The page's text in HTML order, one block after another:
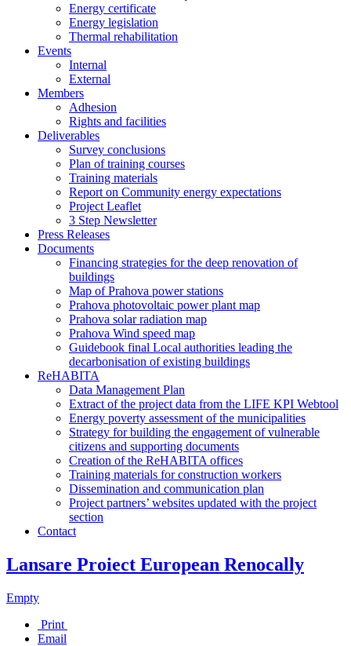
Energy certificate
Energy legislation
Thermal rehabilitation
Events
Internal
External
Members
Adhesion
Rights and facilities
Deliverables
Survey conclusions
Plan of training courses
Training materials
Report on Community energy expectations
Project Leaflet
3 Step Newsletter
Press Releases
Documents
Financing strategies for the deep renovation of
buildings
Map of Prahova power stations
Prahova photovoltaic power plant map
Prahova solar radiation map
Prahova Wind speed map
Guidebook final Local authorities leading the
decarbonisation of existing buildings
ReHABITA
Data Management Plan
Extract of the project data from the LIFE KPI Webtool
Energy poverty assessment of the municipalities
Strategy for building the engagement of vulnerable
citizens and supporting documents​
Creation of the ReHABITA offices
Training materials for construction workers
Dissemination and communication plan
Project partners’ websites updated with the project
section
Contact
Lansare Proiect European Renocally
Empty
Print
Email